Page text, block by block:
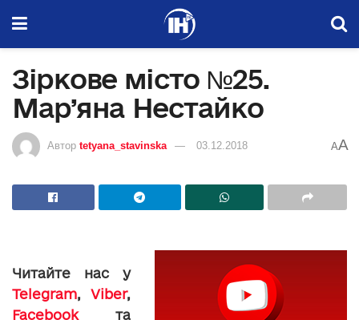
Зіркове місто №25.
Мар’яна Нестайко
Автор tetyana_stavinska 03.12.2018 AA
Читайте нас у
Telegram, Viber,
Facebookта